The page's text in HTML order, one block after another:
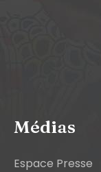
Médias
Espace Presse